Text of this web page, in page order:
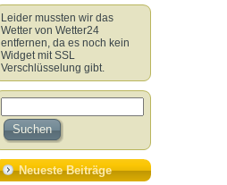
Leider mussten wir das
Wetter von Wetter24
entfernen, da es noch kein
Widget mit SSL
Verschlüsselung gibt.
Neueste Beiträge